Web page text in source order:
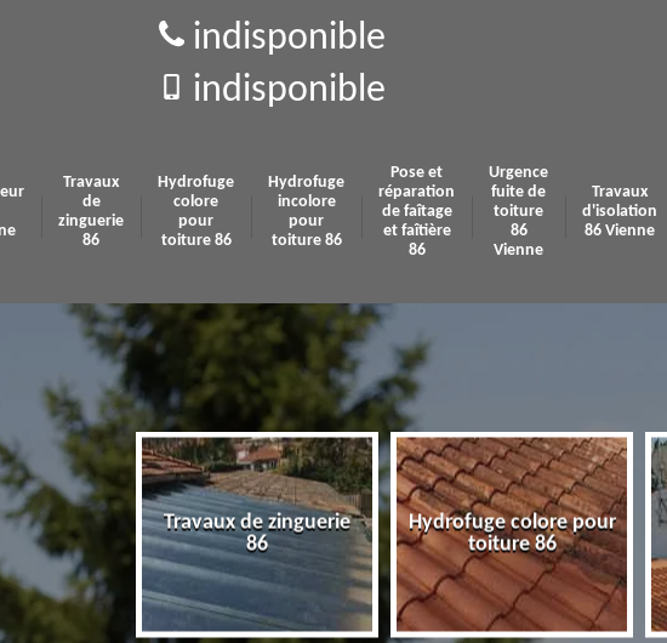
indisponible
indisponible
Travaux
de
zinguerie
86
Hydrofuge
colore
pour
toiture 86
Hydrofuge
incolore
pour
toiture 86
Pose et
réparation
de faîtage
et faîtière
86
Urgence
fuite de
toiture
86
Vienne
Travaux
d'isolation
86 Vienne
zinguerie
Hydrofuge colore pour
toiture 86
Hydrofuge incolore
pour toiture 86